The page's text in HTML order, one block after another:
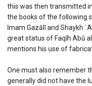
this was then transmitted
the books of the following
Imam Gazālīand Shaykh
great status of Faqīh Abū
mentions his use of
One must also remember
generally did not have the